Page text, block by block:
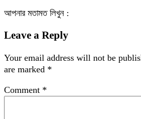
আপনার মতামত লিখুন :
Leave a Reply
Your email address will not be
are marked *
Comment *